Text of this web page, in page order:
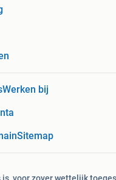
Werken bij
Sitemap